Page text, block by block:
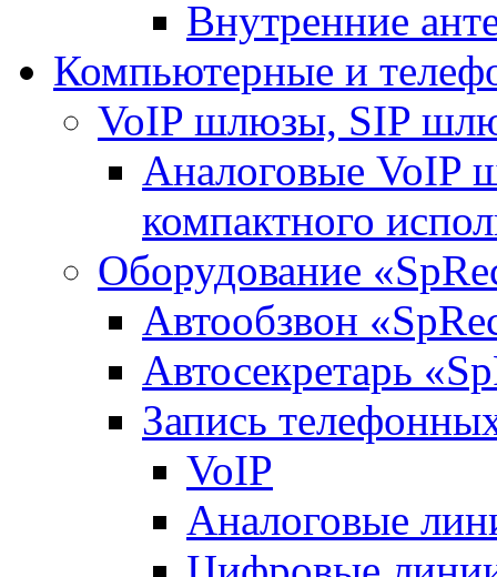
Внутренние
Компьютерные и
VoIP шлюзы, SIP
Аналоговые VoIP
компактного
Оборудование
Автообзвон
Автосекретарь
Запись
VoIP
Аналоговые